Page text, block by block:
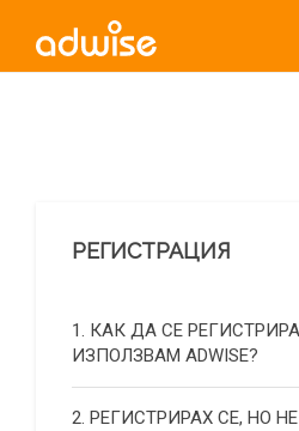
РЕГИСТРАЦИЯ
1. КАК ДА СЕ
ИЗПОЛЗВАМ ADWISE?
2. РЕГИСТРИРАХ СЕ, НО